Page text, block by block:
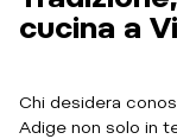
cucina a
Chi desidera
Adige non solo in